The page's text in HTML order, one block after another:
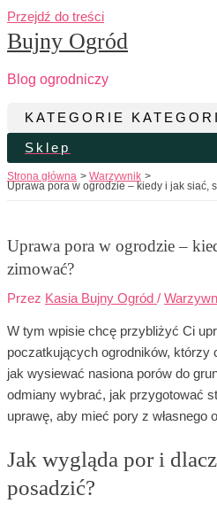
Przejdź do treści
Bujny Ogród
Blog ogrodniczy
KATEGORIE
Sklep
Strona główna Warzywnik
Uprawa pora w ogrodzie – kiedy i jak siać,
Uprawa pora w ogrodzie –
zimować?
Przez Kasia Bujny Ogród /
W tym wpisie chcę przybliżyć Ci
poczatkujących ogrodników, którzy
jak wysiewać nasiona porów do
odmiany wybrać, jak przygotować
uprawę, aby mieć pory z własnego
Jak wygląda por i
posadzić?